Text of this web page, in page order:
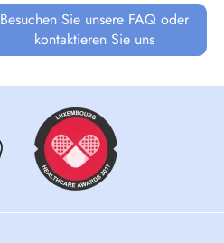
Besuchen Sie unsere FAQ oder
kontaktieren Sie uns